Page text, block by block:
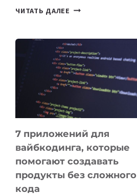
ЧИТАТЬ ДАЛЕЕ ТАСК-
ПОЛЕЗНЫХ
ИНСТРУМЕНТОВ
ДЛЯ
РАБОТЫ
7 приложений для
вайбкодинга, которые
помогают создавать
продукты без сложного
кода